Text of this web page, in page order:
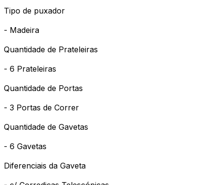
Tipo de puxador
- Madeira
Quantidade de Prateleiras
- 6 Prateleiras
Quantidade de Portas
- 3 Portas de Correr
Quantidade de Gavetas
- 6 Gavetas
Diferenciais da Gaveta